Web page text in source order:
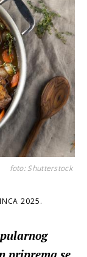
foto: Shutterstock
2025.